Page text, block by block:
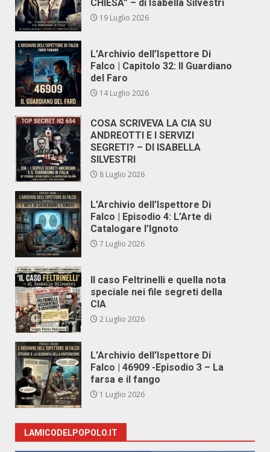
CHIESA” – di Isabella Silvestri
19 Luglio 2026
L’Archivio dell’Ispettore Di
Falco | Capitolo 32: Il Guardiano
del Faro
14 Luglio 2026
COSA SCRIVEVA LA CIA SU
ANDREOTTI E I SERVIZI
SEGRETI? – DI ISABELLA
SILVESTRI
8 Luglio 2026
L’Archivio dell’Ispettore Di
Falco | Episodio 4: L’Arte di
Catalogare l’Ignoto
7 Luglio 2026
Il caso Feltrinelli e quella nota
speciale nei file segreti della
CIA
2 Luglio 2026
L’Archivio dell’Ispettore Di
Falco | 46909 -Episodio 3 – La
farsa e il fango
1 Luglio 2026
LAMICODELPOPOLO.IT